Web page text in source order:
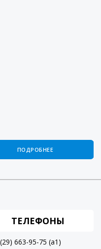
ПОДРОБНЕЕ
ТЕЛЕФОНЫ
663-95-75 (a1)